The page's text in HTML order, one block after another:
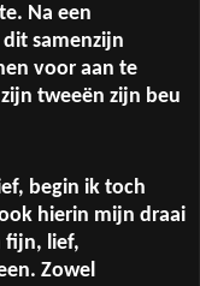
Na een
samenzijn
voor aan te
tweeën zijn beu
begin ik toch
hierin mijn draai
fijn, lief,
Zowel